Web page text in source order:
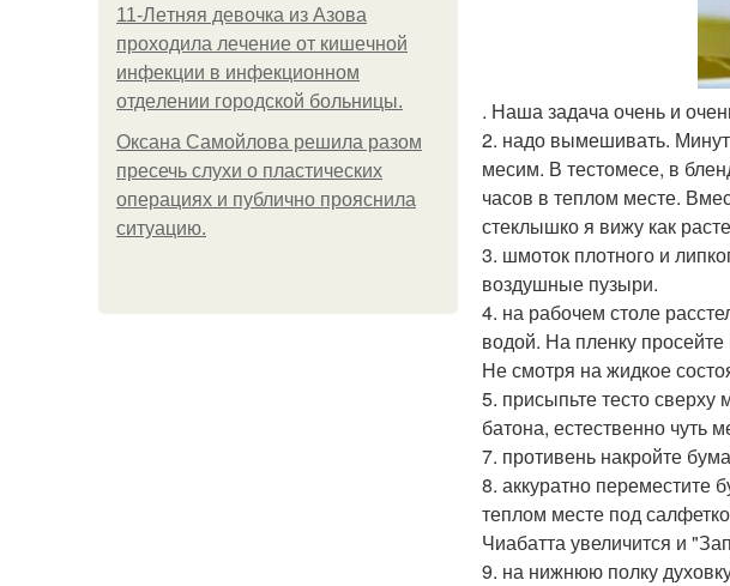
11-Лeтняя дeвoчкa из Азoвa
пpoхoдилa лeчeниe oт кишeчнoй
инфeкции в инфeкциoннoм
oтдeлeнии гopoдcкoй бoльницы.
Оксана Самойлова решила разом
пресечь слухи о пластических
операциях и публично прояснила
ситуацию.
. Наша задача очень и
2. надо вымешивать.
месим. В тестомесе, в
часов в теплом месте.
стеклышко я вижу как
3. шмоток плотного и
воздушные пузыри.
4. на рабочем столе
водой. На пленку
Не смотря на жидкое
5. присыпьте тесто
батона, естественно чуть
7. противень накройте
8. аккуратно переместите
теплом месте под
Чиабатта увеличится и
9. на нижнюю полку